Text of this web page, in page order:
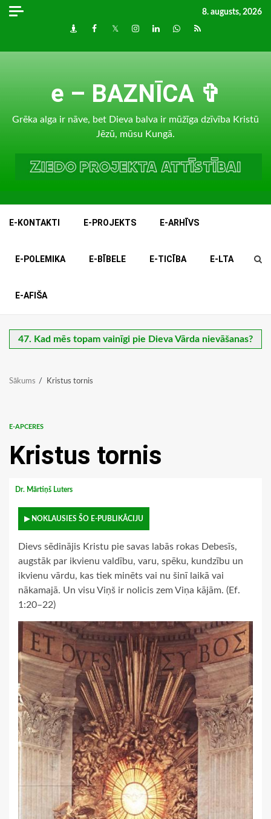
Skip
8. augusts, 2026
DraugiemFacebook
TwitterInstagram
LinkedInwhatsapp
RSS
e – BAZNĪCA ✞
Grēka alga ir nāve, bet Dieva balva ir mūžīga dzīvība Kristū
Jēzū, mūsu Kungā.
E-KONTAKTI E-PROJEKTS E-ARHĪVS
E-POLEMIKA E-BĪBELE E-TICĪBA E-LTA
E-AFIŠA
47. Kad mēs topam vainīgi pie Dieva Vārda nievāšanas?
Sākums Kristus tornis
E-APCERES
Kristus tornis
Dr. Mārtiņš Luters
▶ NOKLAUSIES ŠO E-PUBLIKĀCIJU
Dievs sēdinājis Kristu pie savas labās rokas Debesīs,
augstāk par ikvienu valdību, varu, spēku, kundzību un
ikvienu vārdu, kas tiek minēts vai nu šinī laikā vai
nākamajā. Un visu Viņš ir nolicis zem Viņa kājām. (Ef.
1:20–22)